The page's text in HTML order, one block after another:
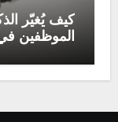
كيف يُغيّر
الموظفين في 2025؟ أبرز التحولات